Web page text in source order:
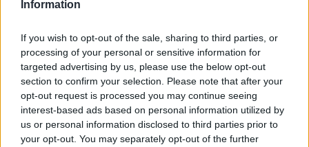
Information
If you wish to opt-out of the sale, sharing to third parties, or
processing of your personal or sensitive information for
targeted advertising by us, please use the below opt-out
section to confirm your selection. Please note that after your
opt-out request is processed you may continue seeing
interest-based ads based on personal information utilized by
us or personal information disclosed to third parties prior to
your opt-out. You may separately opt-out of the further